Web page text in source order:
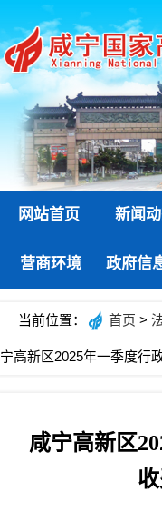
网站首页 新闻
营商环境 政府信
当前位置： 首页 >
宁高新区2025年一季度行
咸宁高新区